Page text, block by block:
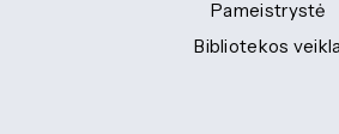
Pameistrystė
Bibliotekos veikla